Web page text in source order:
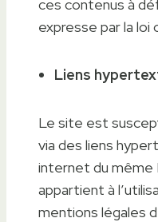
ces contenus à
expresse par la loi
Liens
Le site est
via des liens
internet du même
appartient à
mentions légales